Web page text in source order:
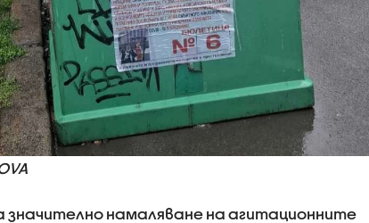
намаляване на агитационните